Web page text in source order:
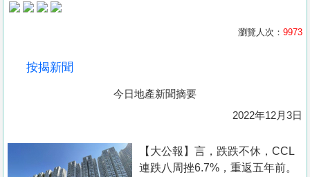
產
瀏覽人次： 9973
按揭新聞
今日地產新聞摘要
2022年12月3日
【大公報】言， 跌跌不休，CCL
連跌八周挫6.7%，重返五年前。